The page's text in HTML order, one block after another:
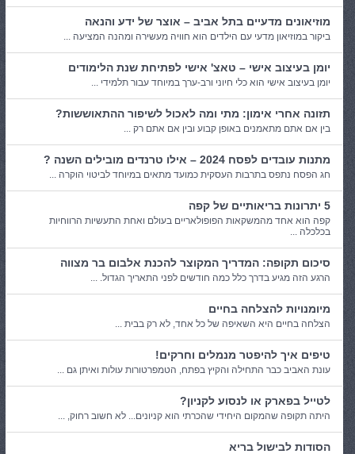
מוזיאונים מדעיים בתל אביב – אוצר של ידע והנאה
ביקור במוזיאון מדעי עם הילדים הוא חוויה מעשירה ומהנה המציעה ...
יומן בעיצוב אישי – טאצ' אישי לפתיחת שנת הלימודים
יומן בעיצוב אישי הוא כלי חיוני ורב-ערך במיוחד עבור תלמידי ...
תזונה אחרי אימון: מתי ומה לאכול לשיפור ההתאוששות?
בין אם אתם מתאמנים באופן קבוע ובין אם אתם רק ...
מתנות עובדים לפסח 2024 – אילו טרנדים מובילים השנה ?
חג הפסח נתפס בתרבות העסקית כמועד מתאים במיוחד לביטוי הוקרה ...
5 יתרונות בריאותיים של קפה
קפה הוא אחד מהמשקאות הפופולאריים בעולם ואחת התעשיות הרווחיות
בכלכלה ...
סיכום תקופה: המדריך המקוצר להכנת אלבום בר מצווה
הרגע הזה מגיע בדרך כלל כמה חודשים לפני התאריך הגדול. ...
מיומנויות להצלחה בחיים
הצלחה בחיים היא השאיפה של כל אחד, לא רק בבית ...
טיפים איך להיפטר מנמלים וחרקים!
עונת האביב כבר התחילה והקיץ בפתח, הטמפרטורות עולות ואיתן גם ...
לטייל בפארק או לנסוע לקניון?
היתה תקופה שהמקום היחידי שהכרתי הוא קניונים... לא חשוב רחוק, ...
הסודות לבישול בריא